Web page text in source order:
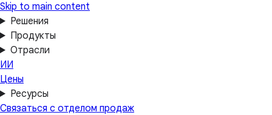
Skip to main content
Решения
Продукты
Отрасли
ИИ
Цены
Ресурсы
Связаться с отделом продаж